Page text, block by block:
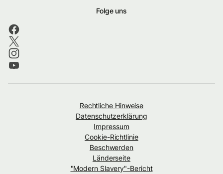
Folge uns
Rechtliche Hinweise
Datenschutzerklärung
Impressum
Cookie-Richtlinie
Beschwerden
Länderseite
"Modern Slavery"-Bericht